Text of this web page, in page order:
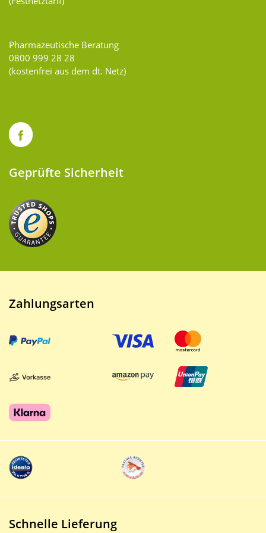
Pharmazeutische Beratung
0800 999 28 28
(kostenfrei aus dem dt. Netz)
Geprüfte Sicherheit
Zahlungsarten
Schnelle Lieferung